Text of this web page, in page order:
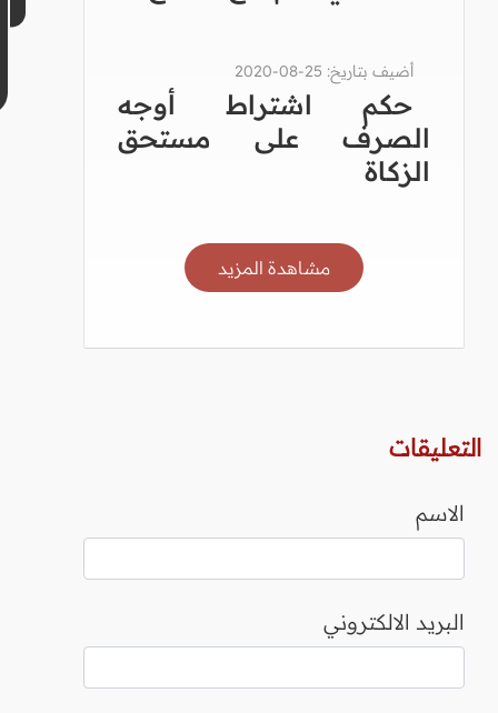
أضيف بتاريخ: 25-08-2020
حكم اشتراط أوجه
الصرف على مستحق
الزكاة
مشاهدة المزيد
التعليقات
الاسم
البريد الالكتروني